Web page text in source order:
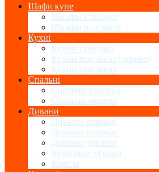
Шафи купе
Шкафы стандарт
Шкафы под заказ
Кухні
Кухни стандарт
Кухни под заказ (дерево)
Кухни под заказ
Спальні
Спальни класика
Спальни модерн
Дивани
Диваны прямые
Диваны угловые
Диваны детские
Кухонные уголки
Кресла